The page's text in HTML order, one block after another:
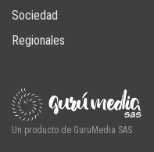
Sociedad
Regionales
Un producto de GuruMedia SAS